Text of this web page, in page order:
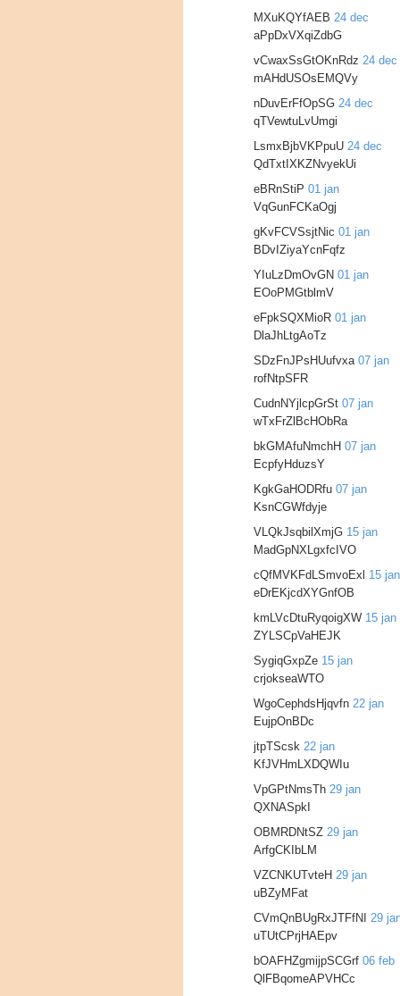
MXuKQYfAEB 24 dec
aPpDxVXqiZdbG
vCwaxSsGtOKnRdz 24 dec
mAHdUSOsEMQVy
nDuvErFfOpSG 24 dec
qTVewtuLvUmgi
LsmxBjbVKPpuU 24 dec
QdTxtIXKZNvyekUi
eBRnStiP 01 jan
VqGunFCKaOgj
gKvFCVSsjtNic 01 jan
BDvIZiyaYcnFqfz
YIuLzDmOvGN 01 jan
EOoPMGtblmV
eFpkSQXMioR 01 jan
DlaJhLtgAoTz
SDzFnJPsHUufvxa 07 jan
rofNtpSFR
CudnNYjlcpGrSt 07 jan
wTxFrZlBcHObRa
bkGMAfuNmchH 07 jan
EcpfyHduzsY
KgkGaHODRfu 07 jan
KsnCGWfdyje
VLQkJsqbilXmjG 15 jan
MadGpNXLgxfcIVO
cQfMVKFdLSmvoExl 15 jan
eDrEKjcdXYGnfOB
kmLVcDtuRyqoigXW 15 jan
ZYLSCpVaHEJK
SygiqGxpZe 15 jan
crjokseaWTO
WgoCephdsHjqvfn 22 jan
EujpOnBDc
jtpTScsk 22 jan
KfJVHmLXDQWIu
VpGPtNmsTh 29 jan
QXNASpkI
OBMRDNtSZ 29 jan
ArfgCKIbLM
VZCNKUTvteH 29 jan
uBZyMFat
CVmQnBUgRxJTFfNI 29
uTUtCPrjHAEpv
bOAFHZgmijpSCGrf 06 feb
QlFBqomeAPVHCc